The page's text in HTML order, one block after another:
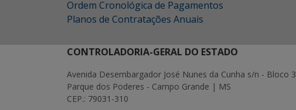
Ordem Cronológica de Pagamentos
Planos de Contratações Anuais
CONTROLADORIA-GERAL DO ESTADO
Avenida Desembargador José Nunes da Cunha s/n - Bloco 3
Parque dos Poderes - Campo Grande | MS
CEP.: 79031-310